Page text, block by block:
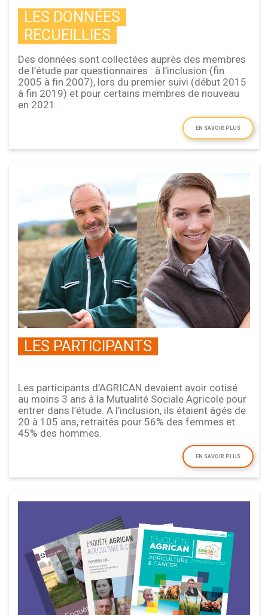
LES DONNÉES
RECUEILLIES
Des données sont collectées auprès des membres
de l’étude par questionnaires : à l’inclusion (fin
2005 à fin 2007), lors du premier suivi (début 2015
à fin 2019) et pour certains membres de nouveau
en 2021.
EN SAVOIR PLUS
LES PARTICIPANTS
Les participants d’AGRICAN devaient avoir cotisé
au moins 3 ans à la Mutualité Sociale Agricole pour
entrer dans l’étude. A l’inclusion, ils étaient âgés de
20 à 105 ans, retraités pour 56% des femmes et
45% des hommes.
EN SAVOIR PLUS